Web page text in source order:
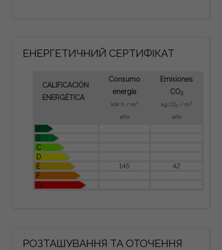
ЕНЕРГЕТИЧНИЙ СЕРТИФІКАТ
CALIFICACIÓN
ENERGÉTICA
Consumo
energía
kW h / m2
año
Emisiones
CO2
kg CO2 / m2
año
A
B
C
D
E
145
42
F
G
РОЗТАШУВАННЯ ТА ОТОЧЕННЯ